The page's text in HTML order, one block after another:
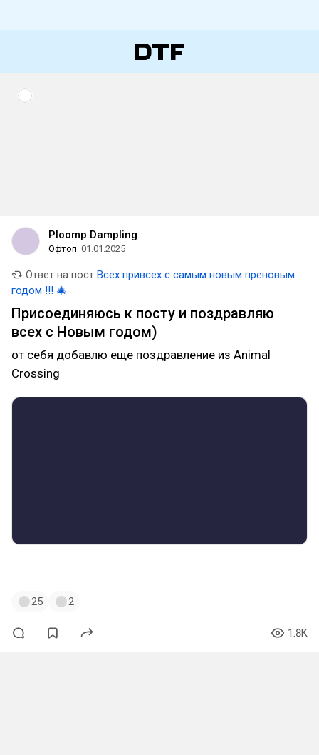
Ploomp Dampling
Офтоп 01.01.2025
Ответ на пост Всех привсех с самым новым преновым
годом !!! 🎄
Присоединяюсь к посту и поздравляю
всех с Новым годом)
от себя добавлю еще поздравление из Animal
Crossing
25 2
1.8K